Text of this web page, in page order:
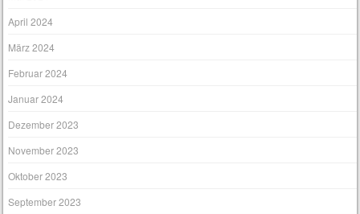
April 2024
März 2024
Februar 2024
Januar 2024
Dezember 2023
November 2023
Oktober 2023
September 2023